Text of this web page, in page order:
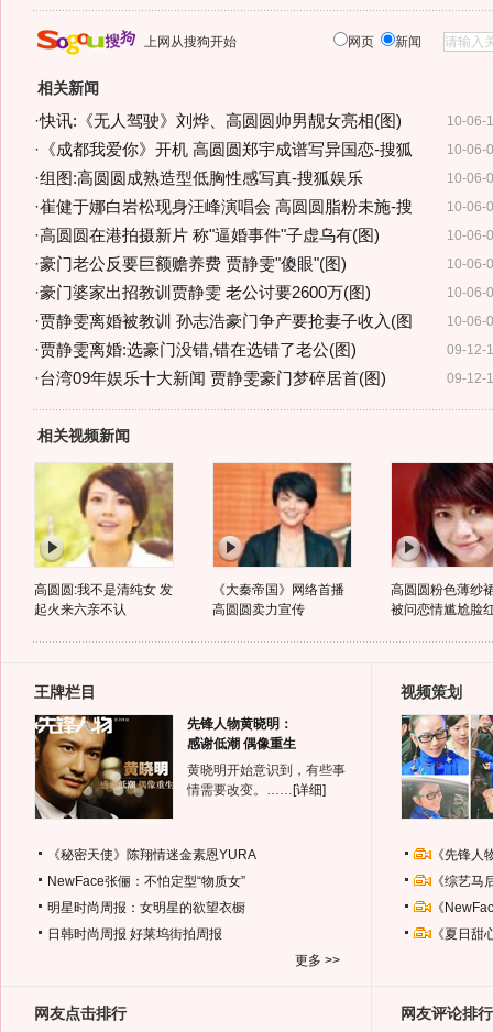
上网从搜狗开始 网页 新闻
相关新闻
10-06-
·快讯:《无人驾驶》刘烨、高圆圆帅男靓女亮相(图)
10-06-
· 《成都我爱你》开机 高圆圆郑宇成谱写异国恋-搜狐
10-06-
·组图:高圆圆成熟造型低胸性感写真-搜狐娱乐
10-06-
·崔健于娜白岩松现身汪峰演唱会 高圆圆脂粉未施-搜
10-06-
·高圆圆在港拍摄新片 称"逼婚事件"子虚乌有(图)
10-06-
·豪门老公反要巨额赡养费 贾静雯"傻眼"(图)
10-06-
·豪门婆家出招教训贾静雯 老公讨要2600万(图)
10-06-
·贾静雯离婚被教训 孙志浩豪门争产要抢妻子收入(图
09-12-
·贾静雯离婚:选豪门没错,错在选错了老公(图)
09-12-
·台湾09年娱乐十大新闻 贾静雯豪门梦碎居首(图)
相关视频新闻
高圆圆:我不是清纯女 发
起火来六亲不认
《大秦帝国》网络首播
高圆圆卖力宣传
高圆圆粉色薄纱
被问恋情尴尬脸
王牌栏目
先锋人物黄晓明：
感谢低潮 偶像重生
黄晓明开始意识到，有些事
情需要改变。…… [详细]
《秘密天使》陈翔情迷金素恩YURA
NewFace张俪：不怕定型“物质女”
明星时尚周报：女明星的欲望衣橱
日韩时尚周报 好莱坞街拍周报
更多 >>
视频策划
《先锋
《综艺
《
《夏日
网友点击排行 网友评论排行